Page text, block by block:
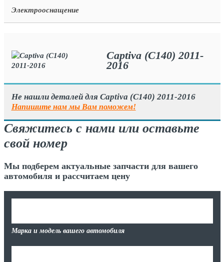
Электрооснащение
Captiva (C140) 2011-
2016
Не нашли деталей для Captiva (C140) 2011-2016
Напишите нам мы Вам поможем!
Свяжитесь с нами или оставьте
свой номер
Мы подберем актуальные запчасти для вашего
автомобиля и рассчитаем цену
Марка и модель вашего автомобиля